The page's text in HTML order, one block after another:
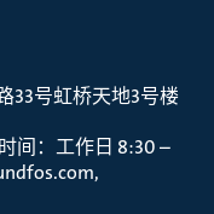
33号虹桥天地3号楼
间：工作日 8:30 –